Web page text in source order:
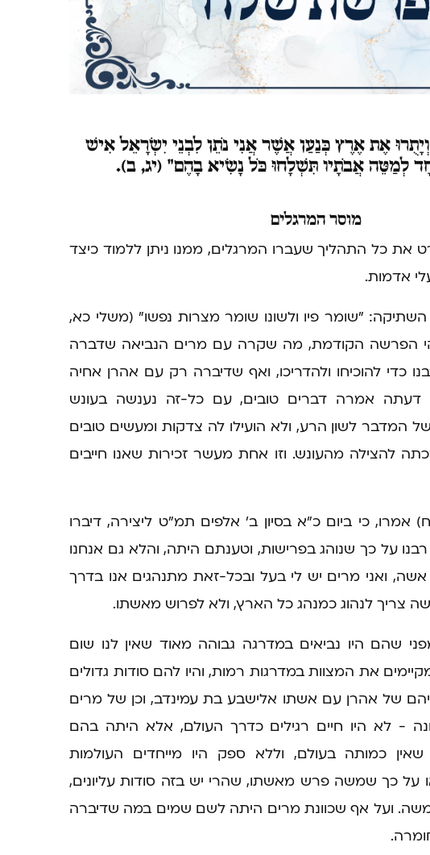
אֶת אֶרֶץ כְּנַעַן אֲשֶׁר אֲנִי נֹתֵן לִבְנֵי יִשְׂרָאֵל אִישׁ
לְמַטֵּה אֲבֹתָיו תִּשְׁלָחוּ כֹּל נָשִׂיא בָהֶם" (יג, ב).
מוסר המרגלים
את כל התהליך שעברו המרגלים, ממנו ניתן ללמוד כיצד
אדמות.
"שומר פיו ולשונו שומר מצרות נפשו" (משלי כא,
הפרשה הקודמת, מה שקרה עם מרים הנביאה שדברה
כדי להוכיחו ולהדריכו, ואף שדיברה רק עם אהרן אחיה
דעתה אמרה דברים טובים, עם כל-זה נענשה בעונש
המדבר לשון הרע, ולא הועילו לה צדקות ומעשים טובים
להצילה מהעונש. וזו אחת מעשר זכירות שאנו חייבים
אמרו, כי ביום כ"א בסיון ב' אלפים תמ"ט ליצירה, דיברו
על כך שנוהג בפרישות, וטענתם היתה, והלא גם אנחנו
אשה, ואני מרים יש לי בעל ובכל-זאת מתנהגים אנו בדרך
צריך לנהוג כמנהג כל הארץ, ולא לפרוש מאשתו.
שהם היו נביאים במדרגה גבוהה מאוד שאין לנו שום
את המצוות במדרגות רמות, והיו להם סודות גדולים
של אהרן עם אשתו אלישבע בת עמינדב, וכן של מרים
- לא היו חיים רגילים כדרך העולם, אלא היתה בהם
כמותה בעולם, וללא ספק היו מייחדים העולמות
על כך שמשה פרש מאשתו, שהרי יש בזה סודות עליונים,
ועל אף שכוונת מרים היתה לשם שמים במה שדיברה